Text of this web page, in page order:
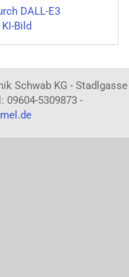
DALL-E3
Bild
Schwab KG - Stadlgasse
09604-5309873 -